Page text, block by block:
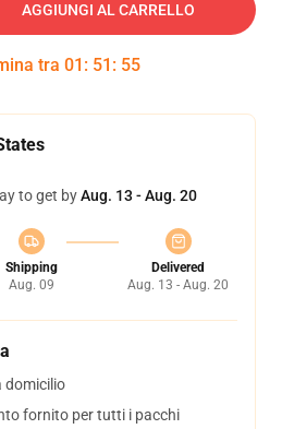
AGGIUNGI AL CARRELLO
tra 01 : 51 : 54
to get byAug. 13 - Aug. 20
Shipping
Aug. 09
Delivered
Aug. 13 - Aug. 20
domicilio
fornito per tutti i pacchi